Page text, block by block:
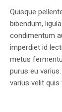
Quisque
bibendum,
condimentum
imperdiet id
metus
purus eu
varius velit quis